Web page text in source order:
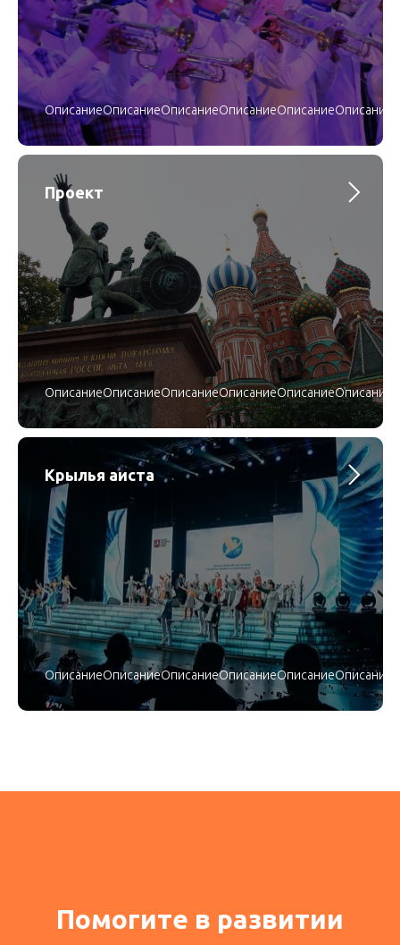
Проект
Крылья аиста
Помогите в развитии